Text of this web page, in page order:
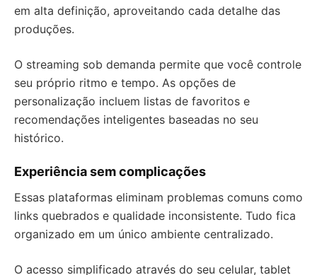
em alta definição, aproveitando cada detalhe das
produções.
O streaming sob demanda permite que você controle
seu próprio ritmo e tempo. As opções de
personalização incluem listas de favoritos e
recomendações inteligentes baseadas no seu
histórico.
Experiência sem complicações
Essas plataformas eliminam problemas comuns como
links quebrados e qualidade inconsistente. Tudo fica
organizado em um único ambiente centralizado.
O acesso simplificado através do seu celular, tablet